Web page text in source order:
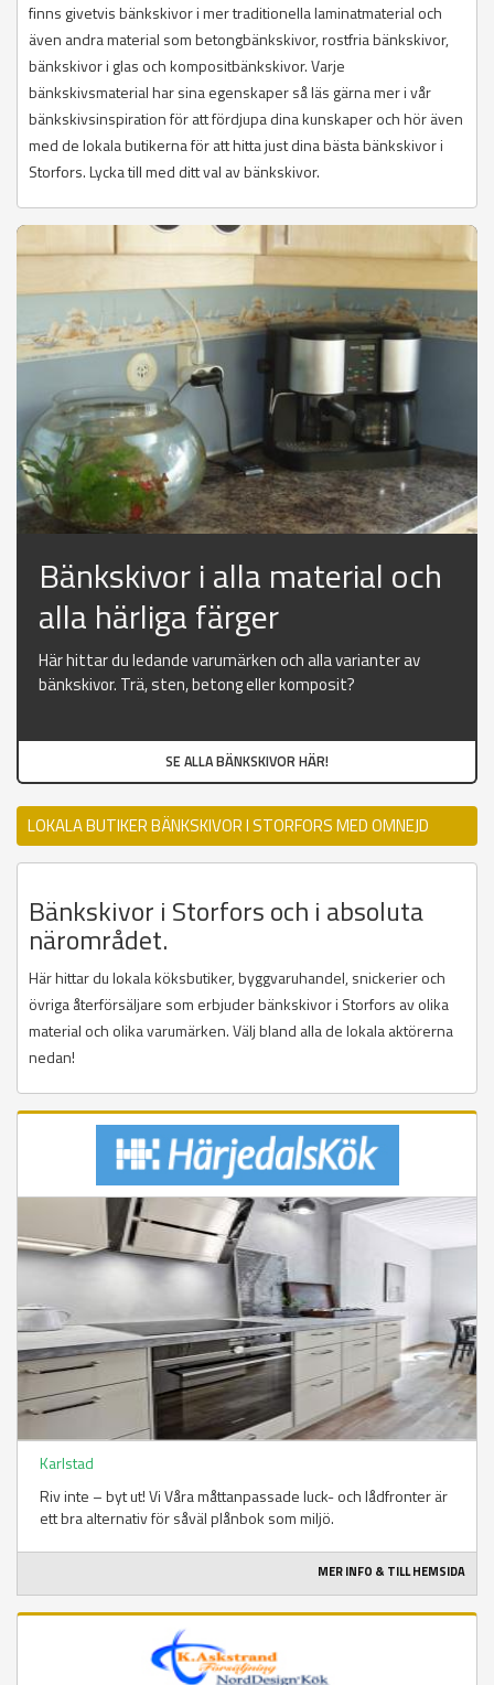
finns givetvis bänkskivor i mer traditionella laminatmaterial och
även andra material som betongbänkskivor, rostfria bänkskivor,
bänkskivor i glas och kompositbänkskivor. Varje
bänkskivsmaterial har sina egenskaper så läs gärna mer i vår
bänkskivsinspiration för att fördjupa dina kunskaper och hör även
med de lokala butikerna för att hitta just dina bästa bänkskivor i
Storfors. Lycka till med ditt val av bänkskivor.
Bänkskivor i alla material och
alla härliga färger
Här hittar du ledande varumärken och alla varianter av
bänkskivor. Trä, sten, betong eller komposit?
SE ALLA BÄNKSKIVOR HÄR!
LOKALA BUTIKER BÄNKSKIVOR I STORFORS MED OMNEJD
Bänkskivor i Storfors och i absoluta
närområdet.
Här hittar du lokala köksbutiker, byggvaruhandel, snickerier och
övriga återförsäljare som erbjuder bänkskivor i Storfors av olika
material och olika varumärken. Välj bland alla de lokala aktörerna
nedan!
Karlstad
Riv inte – byt ut! Vi Våra måttanpassade luck- och lådfronter är
ett bra alternativ för såväl plånbok som miljö.
MER INFO & TILL HEMSIDA